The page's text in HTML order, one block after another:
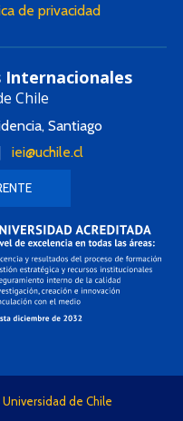
de privacidad
Chile
Santiago
iei@uchile.cl
Universidad de Chile